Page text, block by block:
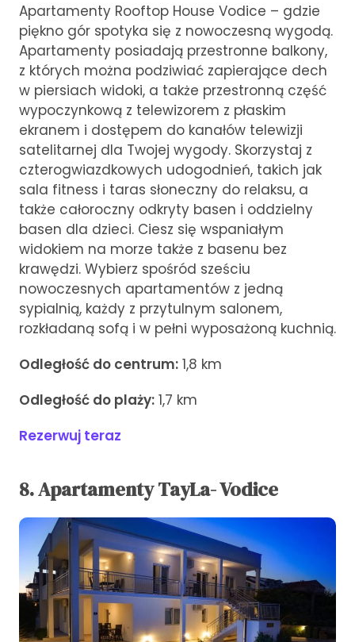
Apartamenty Rooftop House Vodice – gdzie
piękno gór spotyka się z nowoczesną wygodą.
Apartamenty posiadają przestronne balkony,
z których można podziwiać zapierające dech
w piersiach widoki, a także przestronną część
wypoczynkową z telewizorem z płaskim
ekranem i dostępem do kanałów telewizji
satelitarnej dla Twojej wygody. Skorzystaj z
czterogwiazdkowych udogodnień, takich jak
sala fitness i taras słoneczny do relaksu, a
także całoroczny odkryty basen i oddzielny
basen dla dzieci. Ciesz się wspaniałym
widokiem na morze także z basenu bez
krawędzi. Wybierz spośród sześciu
nowoczesnych apartamentów z jedną
sypialnią, każdy z przytulnym salonem,
rozkładaną sofą i w pełni wyposażoną kuchnią.
Odległość do centrum: 1,8 km
Odległość do plaży: 1,7 km
Rezerwuj teraz
8. Apartamenty TayLa- Vodice